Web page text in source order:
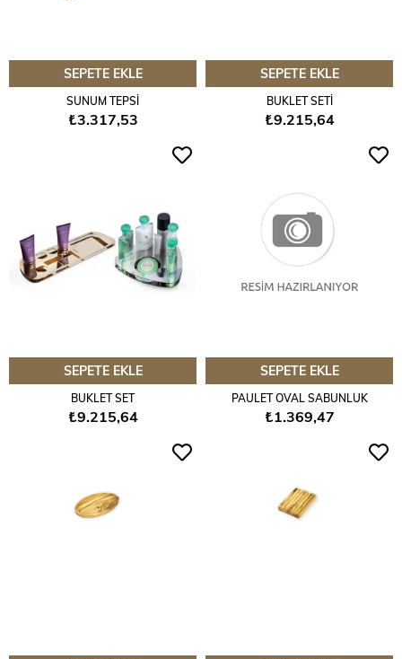
SEPETE EKLE
SUNUM TEPSİ
₺3.317,53
SEPETE EKLE
BUKLET SETİ
₺9.215,64
SEPETE EKLE
BUKLET SET
₺9.215,64
SEPETE EKLE
PAULET OVAL SABUNLUK
₺1.369,47